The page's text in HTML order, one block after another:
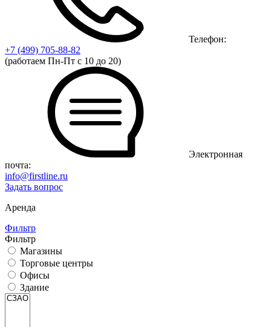
Телефон:
+7 (499) 705-88-82
(работаем Пн-Пт с 10 до 20)
Электронная
почта:
info@firstline.ru
Задать вопрос
Аренда
Фильтр
Фильтр
Магазины
Торговые центры
Офисы
Здание